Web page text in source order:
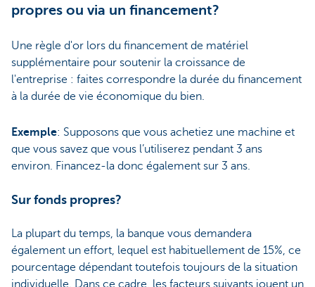
propres ou via un financement?
Une règle d'or lors du financement de matériel
supplémentaire pour soutenir la croissance de
l'entreprise : faites correspondre la durée du financement
à la durée de vie économique du bien.
Exemple: Supposons que vous achetiez une machine et
que vous savez que vous l’utiliserez pendant 3 ans
environ. Financez-la donc également sur 3 ans.
Sur fonds propres?
La plupart du temps, la banque vous demandera
également un effort, lequel est habituellement de 15%, ce
pourcentage dépendant toutefois toujours de la situation
individuelle. Dans ce cadre, les facteurs suivants jouent un